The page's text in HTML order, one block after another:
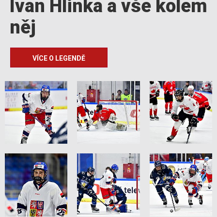
Ivan Hlinka a vše kolem
něj
VÍCE O LEGENDĚ